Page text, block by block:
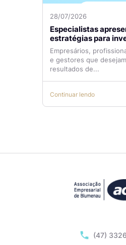
28/07/2026
Especialistas
estratégias para
tráfego pago com
Empresários,
e gestores que
resultados de...
Continuar lendo
(47)